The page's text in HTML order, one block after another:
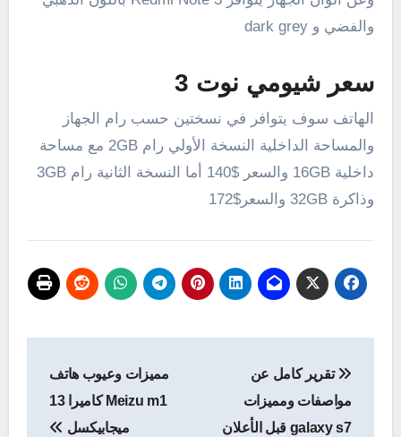
والفضي و dark grey
سعر شيومي نوت 3
الهاتف سوف يتوافر في نسختين حسب رام الجهاز
والمساحة الداخلية النسخة الأولي رام 2GB مع مساحة
داخلية 16GB والسعر $140 أما النسخة الثانية رام 3GB
وذاكرة 32GB والسعر$172
المقالات
تقرير كامل عن
مواصفات ومميزات
galaxy s7 قبل الأعلان
مميزات وعيوب هاتف
Meizu m1 كاميرا 13
ميجابيكسل